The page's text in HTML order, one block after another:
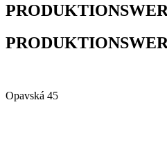
Opavská 45